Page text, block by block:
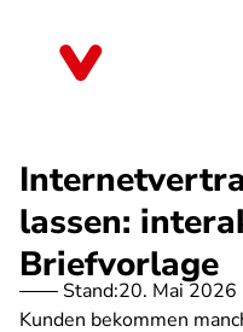
lassen:
Briefvorlage
Stand:20. Mai 2026
Kunden bekommen